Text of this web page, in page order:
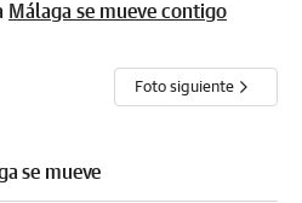
Málaga se mueve contigo
Foto siguiente
se mueve